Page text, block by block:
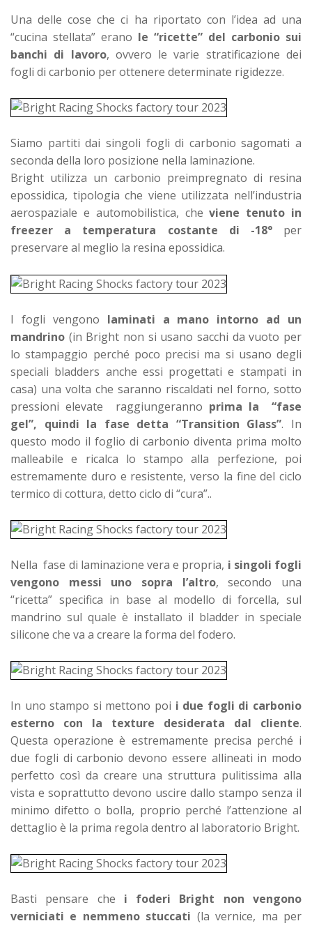
Una delle cose che ci ha riportato con l’idea ad una
“cucina stellata” erano le “ricette” del carbonio sui
banchi di lavoro, ovvero le varie stratificazione dei
fogli di carbonio per ottenere determinate rigidezze.
Siamo partiti dai singoli fogli di carbonio sagomati a
seconda della loro posizione nella laminazione.
Bright utilizza un carbonio preimpregnato di resina
epossidica, tipologia che viene utilizzata nell’industria
aerospaziale e automobilistica, cheviene tenuto in
freezer a temperatura costante di -18°per
preservare al meglio la resina epossidica.
I fogli vengono laminati a mano intorno ad un
mandrino (in Bright non si usano sacchi da vuoto per
lo stampaggio perché poco precisi ma si usano degli
speciali bladders anche essi progettati e stampati in
casa) una volta che saranno riscaldati nel forno, sotto
pressioni elevate raggiungeranno prima la “fase
gel”, quindi la fase detta “Transition Glass”. In
questo modo il foglio di carbonio diventa prima molto
malleabile e ricalca lo stampo alla perfezione, poi
estremamente duro e resistente, verso la fine del ciclo
termico di cottura, detto ciclo di “cura”..
Nella fase di laminazione vera e propria, i singoli fogli
vengono messi uno sopra l’altro, secondo una
“ricetta” specifica in base al modello di forcella, sul
mandrino sul quale è installato il bladder in speciale
silicone che va a creare la forma del fodero.
In uno stampo si mettono poi i due fogli di carbonio
esterno con la texture desiderata dal cliente.
Questa operazione è estremamente precisa perché i
due fogli di carbonio devono essere allineati in modo
perfetto così da creare una struttura pulitissima alla
vista e soprattutto devono uscire dallo stampo senza il
minimo difetto o bolla, proprio perché l’attenzione al
dettaglio è la prima regola dentro al laboratorio Bright.
Basti pensare che i foderi Bright non vengono
verniciati e nemmeno stuccati (la vernice, ma per